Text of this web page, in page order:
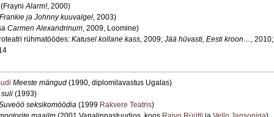
(FrayniAlarm!, 2000)
Frankie ja Johnny kuuvalgel, 2003)
Carmen Alexandrinum, 2009, Loomine)
rühmatöödes: Katusel kollane kass, 2009; Jää hüvasti, Eesti kroon… , 2010;
Meeste mängud (1990, diplomilavastus Ugalas)
suli (1993)
seksikomöödia (1999 Rakvere Teatris)